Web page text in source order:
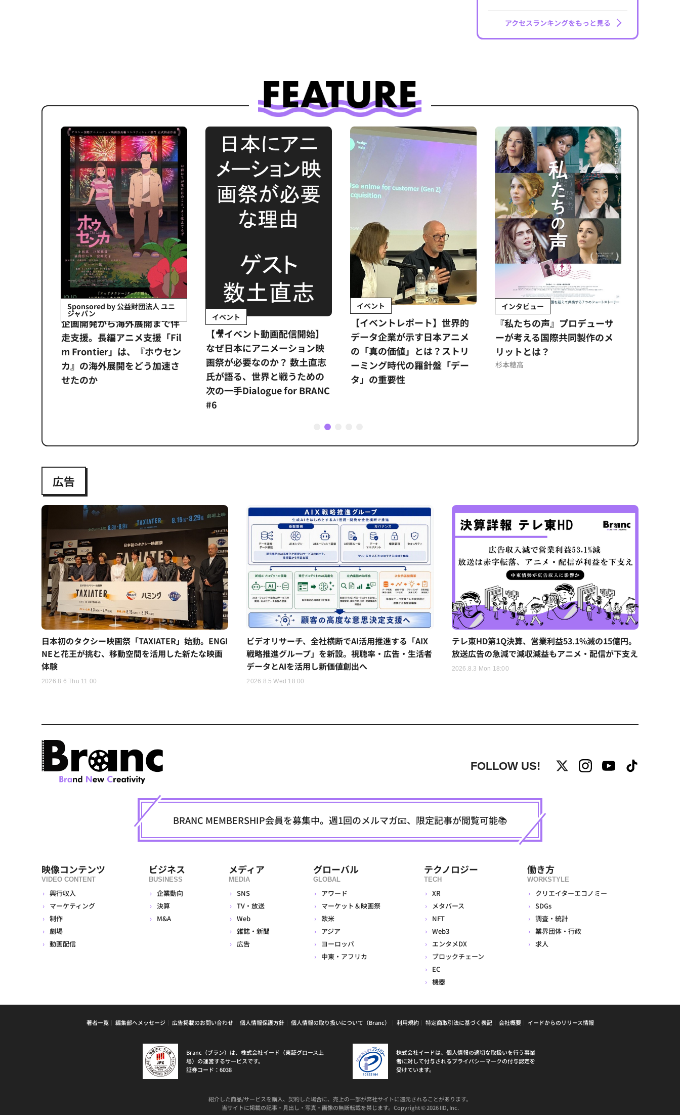
アクセスランキングをもっと見る
Sponsored by 公益財団法人 ユニ
ジャパン
企画開発から海外展開まで伴
走支援。長編アニメ支援「Fil
m Frontier」は、『ホウセン
カ』の海外展開をどう加速さ
せたのか
イベント
【🎥イベント動画配信開始】
なぜ日本にアニメーション映
画祭が必要なのか？ 数土直志
氏が語る、世界と戦うための
次の一手Dialogue for BRANC
#6
イベント
【イベントレポート】世界的
データ企業が示す日本アニメ
の「真の価値」とは？ストリ
ーミング時代の羅針盤「デー
タ」の重要性
インタビュー
『私たちの声』プロデューサ
ーが考える国際共同製作のメ
リットとは？
杉本穂高
1 2
広告
日本初のタクシー映画祭「TAXIATER」始動。ENGI
NEと花王が挑む、移動空間を活用した新たな映画
体験
2026.8.6 Thu 11:00
ビデオリサーチ、全社横断でAI活用推進する「AIX
戦略推進グループ」を新設。視聴率・広告・生活者
データとAIを活用し新価値創出へ
2026.8.5 Wed 18:00
テレ東HD第1Q決算、営業利益53.1%減の15億円。
放送広告の急減で減収減益もアニメ・配信が下支え
2026.8.3 Mon 18:00
FOLLOW US!
BRANC MEMBERSHIP会員を募集中。週1回のメルマガ📧、限定記事が閲覧可能📚
映像コンテンツ
VIDEO CONTENT
興行収入
マーケティング
制作
劇場
動画配信
ビジネス
BUSINESS
企業動向
決算
M&A
メディア
MEDIA
SNS
TV・放送
Web
雑誌・新聞
広告
グローバル
GLOBAL
アワード
マーケット＆映画祭
欧米
アジア
ヨーロッパ
中東・アフリカ
テクノロジー
TECH
XR
メタバース
NFT
Web3
エンタメDX
ブロックチェーン
EC
機器
働き方
WORKSTYLE
クリエイターエコノミー
SDGs
調査・統計
業界団体・行政
求人
著者一覧 編集部へメッセージ 広告掲載のお問い合わせ 個人情報保護方針 個人情報の取り扱いについて（Branc） 利用規約 特定商取引法に基づく表記 会社概要 イードからのリリース情報
Branc（ブラン）は、株式会社イード（東証グロース上
場）の運営するサービスです。
証券コード：6038
株式会社イードは、個人情報の適切な取扱いを行う事業
者に対して付与されるプライバシーマークの付与認定を
受けています。
紹介した商品/サービスを購入、契約した場合に、売上の一部が弊社サイトに還元されることがあります。
当サイトに掲載の記事・見出し・写真・画像の無断転載を禁じます。Copyright © 2026 IID, Inc.